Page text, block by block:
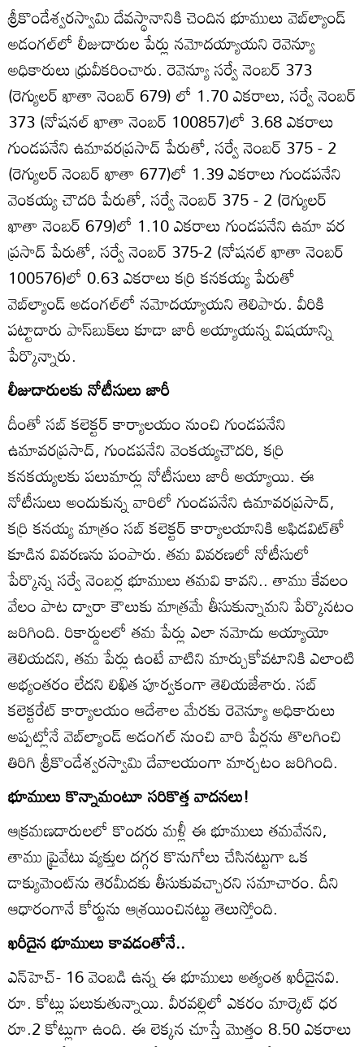
శ్రీకొండేశ్వరస్వామి దేవస్థానానికి చెందిన భూములు వెబ్‌ల్యాండ్‌
అడంగల్‌లో లీజుదారుల పేర్లు నమోదయ్యాయని రెవెన్యూ
అధికారులు ధ్రువీకరించారు. రెవెన్యూ సర్వే నెంబర్‌ 373
(రెగ్యులర్‌ ఖాతా నెంబర్‌ 679) లో 1.70 ఎకరాలు, సర్వే నెంబర్‌
373 (నోషనల్‌ ఖాతా నెంబర్‌ 100857)లో 3.68 ఎకరాలు
గుండపనేని ఉమావరప్రసాద్‌ పేరుతో, సర్వే నెంబర్‌ 375 - 2
(రెగ్యులర్‌ నెంబర్‌ ఖాతా 677)లో 1.39 ఎకరాలు గుండపనేని
వెంకయ్య చౌదరి పేరుతో, సర్వే నెంబర్‌ 375 - 2 (రెగ్యులర్‌
ఖాతా నెంబర్‌ 679)లో 1.10 ఎకరాలు గుండపనేని ఉమా వర
ప్రసాద్‌ పేరుతో, సర్వే నెంబర్‌ 375-2 (నోషనల్‌ ఖాతా నెంబర్‌
100576)లో 0.63 ఎకరాలు కర్రి కనకయ్య పేరుతో
వెబ్‌ల్యాండ్‌ అడంగల్‌లో నమోదయ్యాయని తెలిపారు. వీరికి
పట్టాదారు పాస్‌బుక్‌లు కూడా జారీ అయ్యాయన్న విషయాన్ని
పేర్కొన్నారు.
లీజుదారులకు నోటీసులు జారీ
దీంతో సబ్‌ కలెక్టర్‌ కార్యాలయం నుంచి గుండపనేని
ఉమావరప్రసాద్‌, గుండపనేని వెంకయ్యచౌదరి, కర్రి
కనకయ్యలకు పలుమార్లు నోటీసులు జారీ అయ్యాయి. ఈ
నోటీసులు అందుకున్న వారిలో గుండపనేని ఉమావరప్రసాద్‌,
కర్రి కనయ్య మాత్రం సబ్‌ కలెక్టర్‌ కార్యాలయానికి అఫిడవిట్‌తో
కూడిన వివరణను పంపారు. తమ వివరణలో నోటీసులో
పేర్కొన్న సర్వే నెంబర్ల భూములు తమవి కావని.. తాము కేవలం
వేలం పాట ద్వారా కౌలుకు మాత్రమే తీసుకున్నామని పేర్కొనటం
జరిగింది. రికార్డులలో తమ పేర్లు ఎలా నమోదు అయ్యాయో
తెలియదని, తమ పేర్లు ఉంటే వాటిని మార్చుకోవటానికి ఎలాంటి
అభ్యంతరం లేదని లిఖిత పూర్వకంగా తెలియజేశారు. సబ్‌
కలెక్టరేట్‌ కార్యాలయం ఆదేశాల మేరకు రెవెన్యూ అధికారులు
అప్పట్లోనే వెబ్‌ల్యాండ్‌ అడంగల్‌ నుంచి వారి పేర్లను తొలగించి
తిరిగి శ్రీకొండేశ్వరస్వామి దేవాలయంగా మార్చటం జరిగింది.
భూములు కొన్నామంటూ సరికొత్త వాదనలు!
ఆక్రమణదారులలో కొందరు మళ్లీ ఈ భూములు తమవేనని,
తాము ప్రైవేటు వ్యక్తుల దగ్గర కొనుగోలు చేసినట్టుగా ఒక
డాక్యుమెంట్‌ను తెరమీదకు తీసుకువచ్చారని సమాచారం. దీని
ఆధారంగానే కోర్టును ఆశ్రయించినట్టు తెలుస్తోంది.
ఖరీదైన భూములు కావడంతోనే..
ఎన్‌హెచ్‌- 16 వెంబడి ఉన్న ఈ భూములు అత్యంత ఖరీదైనవి.
రూ. కోట్లు పలుకుతున్నాయి. వీరవల్లిలో ఎకరం మార్కెట్‌ ధర
రూ.2 కోట్లుగా ఉంది. ఈ లెక్కన చూస్తే మొత్తం 8.50 ఎకరాలు